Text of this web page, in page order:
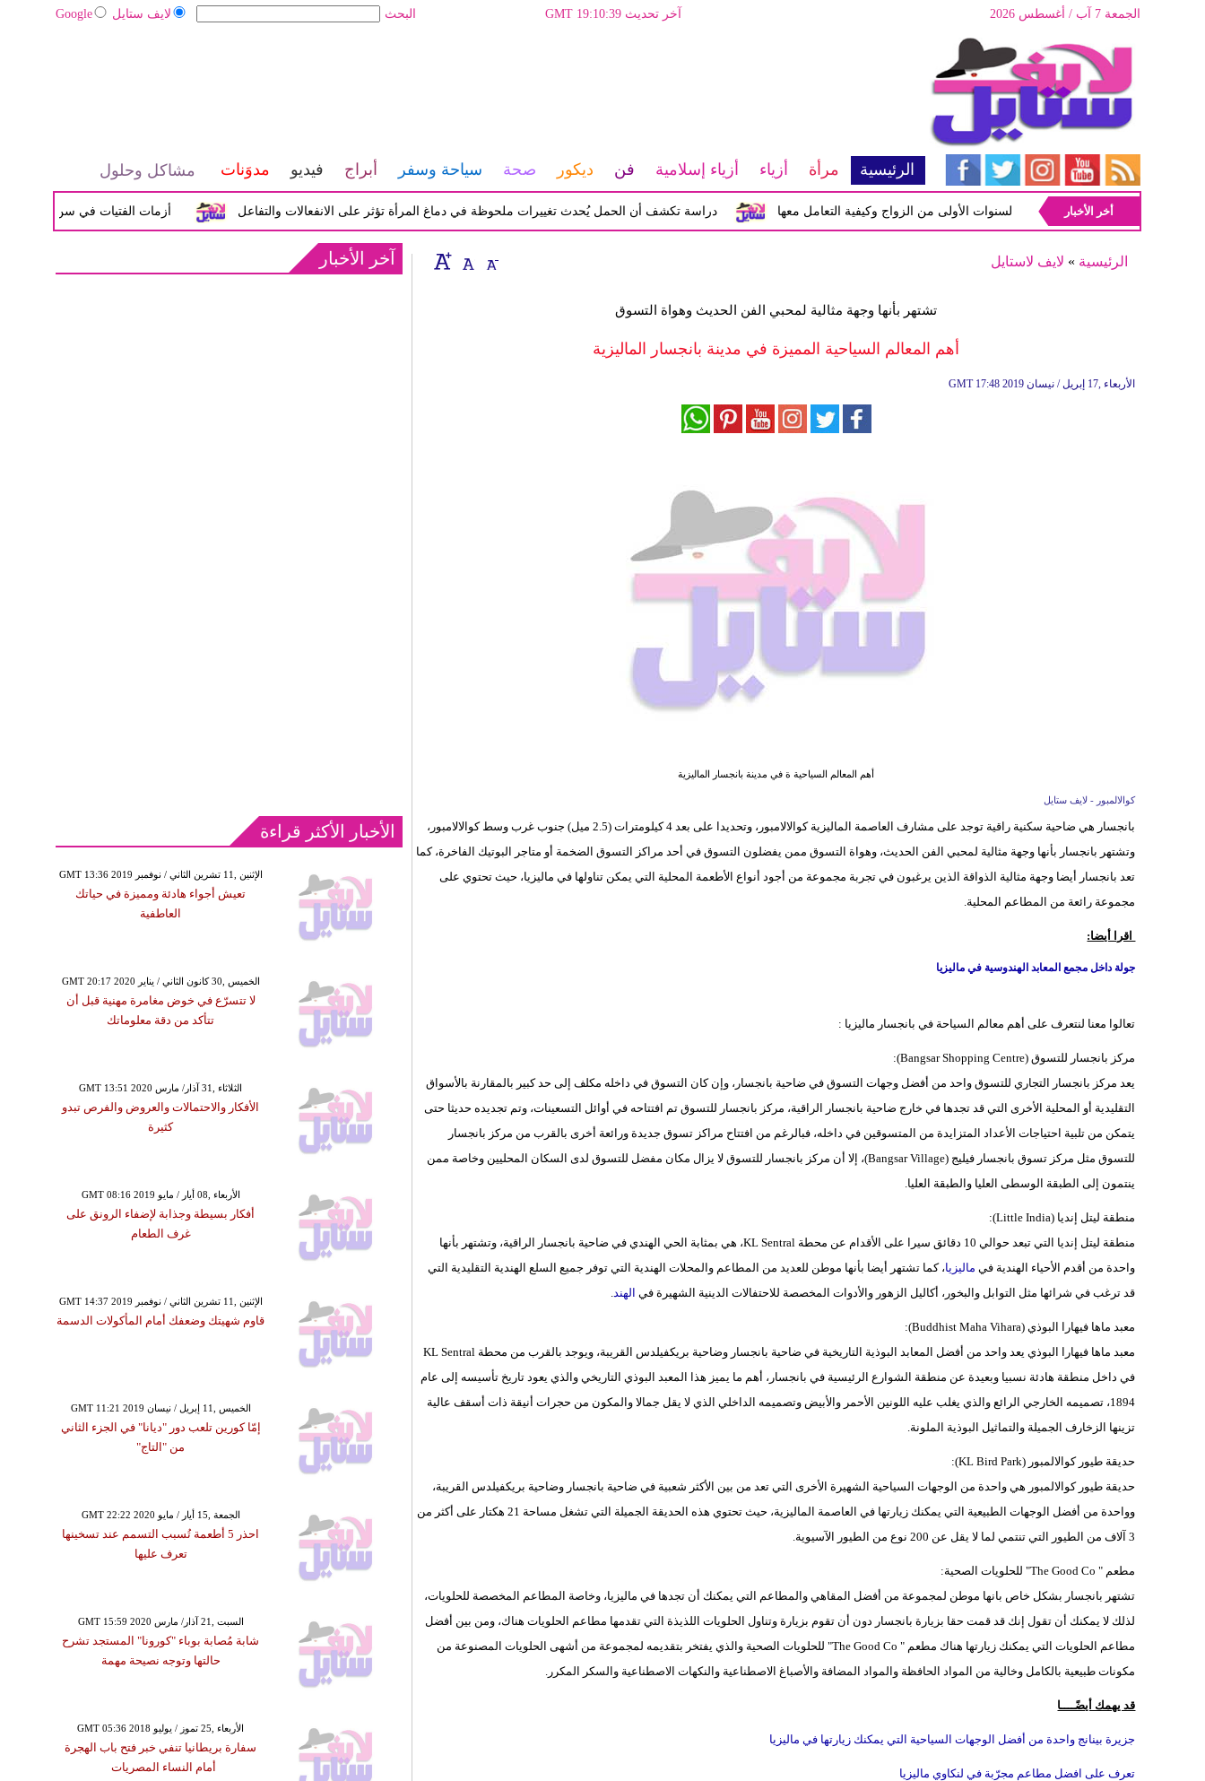
لايف ستايل Google البحث آخر تحديث GMT 19:10:39 الجمعة 7 آب / أغسطس 2026
الرئيسية مرأة أزياء أزياء إسلامية فن ديكور صحة سياحة وسفر أبراج فيديو مدوَنات مشاكل وحلول
أزمات الفتيات في سن المراهقة بين دراسة تكشف أن الحمل يُحدث تغييرات ملحوظة في دماغ المرأة تؤثر على الانفعالات والتفاعل أبرز المشاكل شيوعاً في السنوات الأولى من الزواج وكيفية التعامل معها
أخر الأخبار
الرئيسية » لايف لاستايل
تشتهر بأنها وجهة مثالية لمحبي الفن الحديث وهواة التسوق
أهم المعالم السياحية المميزة في مدينة بانجسار الماليزية
GMT 17:48 2019 الأربعاء ,17 إبريل / نيسان
أهم المعالم السياحية ة في مدينة بانجسار الماليزية
كوالالمبور - لايف ستايل
بانجسار هي ضاحية سكنية راقية توجد على مشارف العاصمة الماليزية كوالالامبور، وتحديدا على بعد 4 كيلومترات (2.5 ميل) جنوب غرب وسط كوالالامبور،
وتشتهر بانجسار بأنها وجهة مثالية لمحبي الفن الحديث، وهواة التسوق ممن يفضلون التسوق في أحد مراكز التسوق الضخمة أو متاجر البوتيك الفاخرة، كما
تعد بانجسار أيضا وجهة مثالية الذواقة الذين يرغبون في تجربة مجموعة من أجود أنواع الأطعمة المحلية التي يمكن تناولها في ماليزيا، حيث تحتوي على
مجموعة رائعة من المطاعم المحلية.
اقرا أيضا:
جولة داخل مجمع المعابد الهندوسية في ماليزيا
تعالوا معنا لنتعرف على أهم معالم السياحة في بانجسار ماليزيا :
مركز بانجسار للتسوق (Bangsar Shopping Centre):
يعد مركز بانجسار التجاري للتسوق واحد من أفضل وجهات التسوق في ضاحية بانجسار، وإن كان التسوق في داخله مكلف إلى حد كبير بالمقارنة بالأسواق
التقليدية أو المحلية الأخرى التي قد تجدها في خارج ضاحية بانجسار الراقية، مركز بانجسار للتسوق تم افتتاحه في أوائل التسعينات، وتم تجديده حديثا حتى
يتمكن من تلبية احتياجات الأعداد المتزايدة من المتسوقين في داخله، فبالرغم من افتتاح مراكز تسوق جديدة ورائعة أخرى بالقرب من مركز بانجسار
للتسوق مثل مركز تسوق بانجسار فيليج (Bangsar Village)، إلا أن مركز بانجسار للتسوق لا يزال مكان مفضل للتسوق لدى السكان المحليين وخاصة ممن
ينتمون إلى الطبقة الوسطى العليا والطبقة العليا.
منطقة ليتل إنديا (Little India):
منطقة ليتل إنديا التي تبعد حوالي 10 دقائق سيرا على الأقدام عن محطة KL Sentral، هي بمثابة الحي الهندي في ضاحية بانجسار الراقية، وتشتهر بأنها
واحدة من أقدم الأحياء الهندية في ماليزيا، كما تشتهر أيضا بأنها موطن للعديد من المطاعم والمحلات الهندية التي توفر جميع السلع الهندية التقليدية التي
قد ترغب في شرائها مثل التوابل والبخور، أكاليل الزهور والأدوات المخصصة للاحتفالات الدينية الشهيرة في الهند.
معبد ماها فيهارا البوذي (Buddhist Maha Vihara):
معبد ماها فيهارا البوذي يعد واحد من أفضل المعابد البوذية التاريخية في ضاحية بانجسار وضاحية بريكفيلدس القريبة، ويوجد بالقرب من محطة KL Sentral
في داخل منطقة هادئة نسبيا وبعيدة عن منطقة الشوارع الرئيسية في بانجسار، أهم ما يميز هذا المعبد البوذي التاريخي والذي يعود تاريخ تأسيسه إلى عام
1894، تصميمه الخارجي الرائع والذي يغلب عليه اللونين الأحمر والأبيض وتصميمه الداخلي الذي لا يقل جمالا والمكون من حجرات أنيقة ذات أسقف عالية
تزينها الزخارف الجميلة والتماثيل البوذية الملونة.
حديقة طيور كوالالمبور (KL Bird Park):
حديقة طيور كوالالمبور هي واحدة من الوجهات السياحية الشهيرة الأخرى التي تعد من بين الأكثر شعبية في ضاحية بانجسار وضاحية بريكفيلدس القريبة،
وواحدة من أفضل الوجهات الطبيعية التي يمكنك زيارتها في العاصمة الماليزية، حيث تحتوي هذه الحديقة الجميلة التي تشغل مساحة 21 هكتار على أكثر من
3 آلاف من الطيور التي تنتمي لما لا يقل عن 200 نوع من الطيور الآسيوية.
مطعم " The Good Co" للحلويات الصحية:
تشتهر بانجسار بشكل خاص بانها موطن لمجموعة من أفضل المقاهي والمطاعم التي يمكنك أن تجدها في ماليزيا، وخاصة المطاعم المخصصة للحلويات،
لذلك لا يمكنك أن تقول إنك قد قمت حقا بزيارة بانجسار دون أن تقوم بزيارة وتناول الحلويات اللذيذة التي تقدمها مطاعم الحلويات هناك، ومن بين أفضل
مطاعم الحلويات التي يمكنك زيارتها هناك مطعم " The Good Co" للحلويات الصحية والذي يفتخر بتقديمه لمجموعة من أشهى الحلويات المصنوعة من
مكونات طبيعية بالكامل وخالية من المواد الحافظة والمواد المضافة والأصباغ الاصطناعية والنكهات الاصطناعية والسكر المكرر.
قد يهمك أيضًــــا
جزيرة بينانج واحدة من أفضل الوجهات السياحية التي يمكنك زيارتها في ماليزيا
تعرف على افضل مطاعم مجرّبة في لنكاوي ماليزيا
آخر الأخبار
الأخبار الأكثر قراءة
GMT 13:36 2019 الإثنين ,11 تشرين الثاني / نوفمبر
تعيش أجواء هادئة ومميزة في حياتك
العاطفية
GMT 20:17 2020 الخميس ,30 كانون الثاني / يناير
لا تتسرّع في خوض مغامرة مهنية قبل أن
تتأكد من دقة معلوماتك
GMT 13:51 2020 الثلاثاء ,31 آذار/ مارس
الأفكار والاحتمالات والعروض والفرص تبدو
كثيرة
GMT 08:16 2019 الأربعاء ,08 أيار / مايو
أفكار بسيطة وجذابة لإضفاء الرونق على
غرف الطعام
GMT 14:37 2019 الإثنين ,11 تشرين الثاني / نوفمبر
قاوم شهيتك وضعفك أمام المأكولات الدسمة
GMT 11:21 2019 الخميس ,11 إبريل / نيسان
إمّا كورين تلعب دور "ديانا" في الجزء الثاني
من "التاج"
GMT 22:22 2020 الجمعة ,15 أيار / مايو
احذر 5 أطعمة تُسبب التسمم عند تسخينها
تعرف عليها
GMT 15:59 2020 السبت ,21 آذار/ مارس
شابة مُصابة بوباء "كورونا" المستجد تشرح
حالتها وتوجه نصيحة مهمة
GMT 05:36 2018 الأربعاء ,25 تموز / يوليو
سفارة بريطانيا تنفي خبر فتح باب الهجرة
أمام النساء المصريات